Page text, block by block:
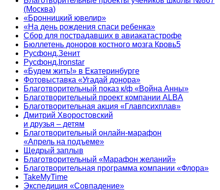
(Москва)
«Бронницкий ювелир»
«На день рождения спаси ребенка»
Сбор для пострадавших в авиакатастрофе
Бюллетень доноров костного мозга Кровь5
Русфонд.Зенит
Русфонд.Ironstar
«Будем жить!» в Екатеринбурге
Фотовыставка «Угадай донора»
Благотворительный показ к/ф «Война Анны»
Благотворительный проект компании ALBA
Благотворительная акция «Главпсихплав»
Дмитрий Хворостовский
и друзья – детям
Благотворительный онлайн‑марафон
«Апрель на подъеме»
Щедрый заплыв
Благотворительный «Марафон желаний»
Благотворительная программа компании «Флора»
TakeMyTime
Экспедиция «Совпадение»